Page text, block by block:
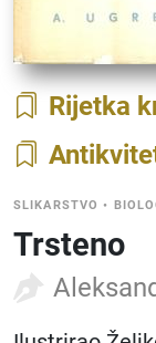
Rijetka
SLIKARSTVO •
Trsteno